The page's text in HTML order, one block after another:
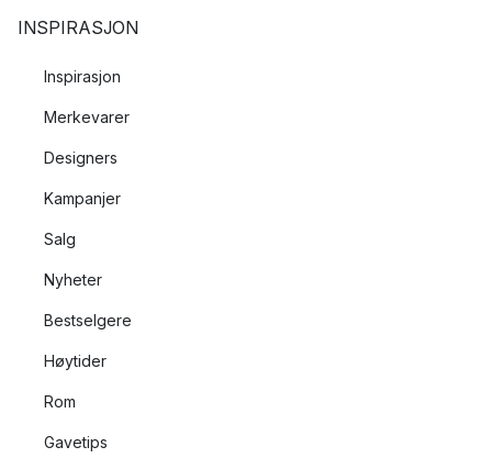
INSPIRASJON
Inspirasjon
Merkevarer
Designers
Kampanjer
Salg
Nyheter
Bestselgere
Høytider
Rom
Gavetips